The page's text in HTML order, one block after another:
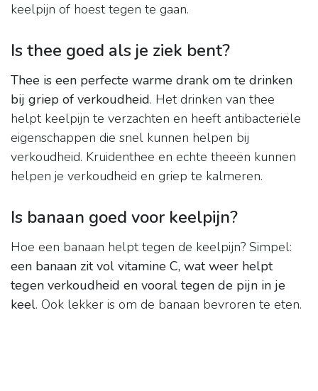
keelpijn of hoest tegen te gaan.
Is thee goed als je ziek bent?
Thee is een perfecte warme drank om te drinken
bij griep of verkoudheid. Het drinken van thee
helpt keelpijn te verzachten en heeft antibacteriële
eigenschappen die snel kunnen helpen bij
verkoudheid. Kruidenthee en echte theeën kunnen
helpen je verkoudheid en griep te kalmeren.
Is banaan goed voor keelpijn?
Hoe een banaan helpt tegen de keelpijn? Simpel:
een banaan zit vol vitamine C, wat weer helpt
tegen verkoudheid en vooral tegen de pijn in je
keel. Ook lekker is om de banaan bevroren te eten.